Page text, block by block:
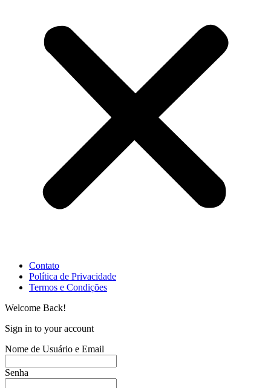
Contato
Política de Privacidade
Termos e Condições
Welcome Back!
Sign in to your account
Nome de Usuário e Email
Senha